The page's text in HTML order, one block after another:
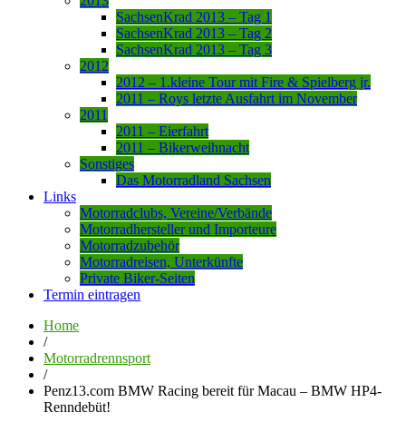
SachsenKrad 2013 – Tag 1
SachsenKrad 2013 – Tag 2
SachsenKrad 2013 – Tag 3
2012
2012 – 1.kleine Tour mit Fire & Spielberg jr.
2011 – Roys letzte Ausfahrt im November
2011
2011 – Eierfahrt
2011 – Bikerweihnacht
Sonstiges
Das Motorradland Sachsen
Links
Motorradclubs, Vereine/Verbände
Motorradhersteller und Importeure
Motorradzubehör
Motorradreisen, Unterkünfte
Private Biker-Seiten
Termin eintragen
Home
/
Motorradrennsport
/
Penz13.com BMW Racing bereit für Macau – BMW HP4-
Renndebüt!